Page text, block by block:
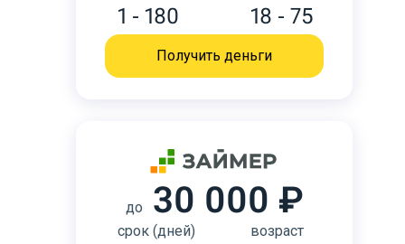
1 - 180 18 - 75
Получить деньги
до 30 000 ₽
срок (дней) возраст